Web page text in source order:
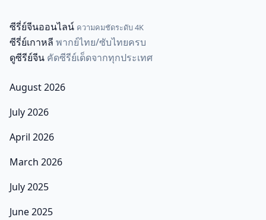
ซีรี่ย์จีนออนไลน์ ความคมชัดระดับ 4K
ซีรี่ย์เกาหลี พากย์ไทย/ซับไทยครบ
ดูซีรีย์จีน คัดซีรีย์เด็ดจากทุกประเทศ
August 2026
July 2026
April 2026
March 2026
July 2025
June 2025